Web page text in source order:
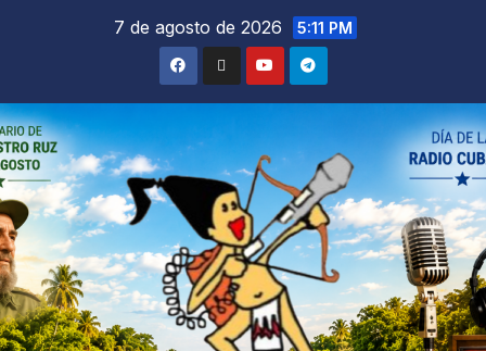
7 de agosto de 2026 5:11 PM